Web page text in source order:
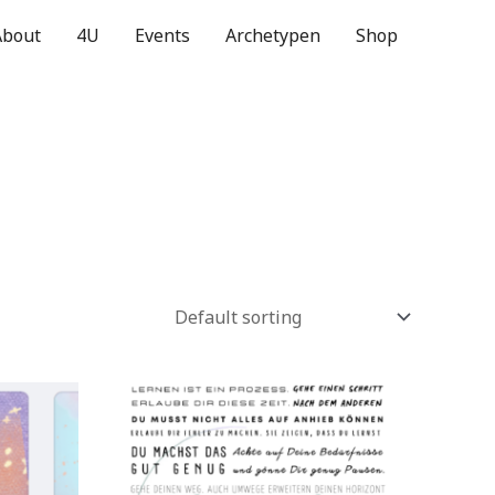
4U Events Archetypen Shop